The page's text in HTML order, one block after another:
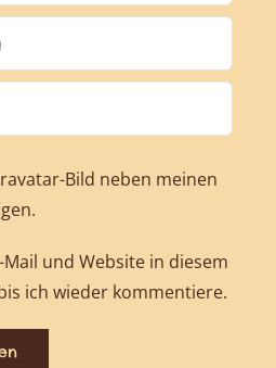
-Bild neben meinen
und Website in diesem
ich wieder kommentiere.